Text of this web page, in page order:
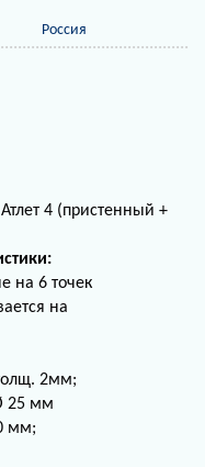
Россия
4 (пристенный +
на 6 точек
на
2мм;
25 мм
мм;